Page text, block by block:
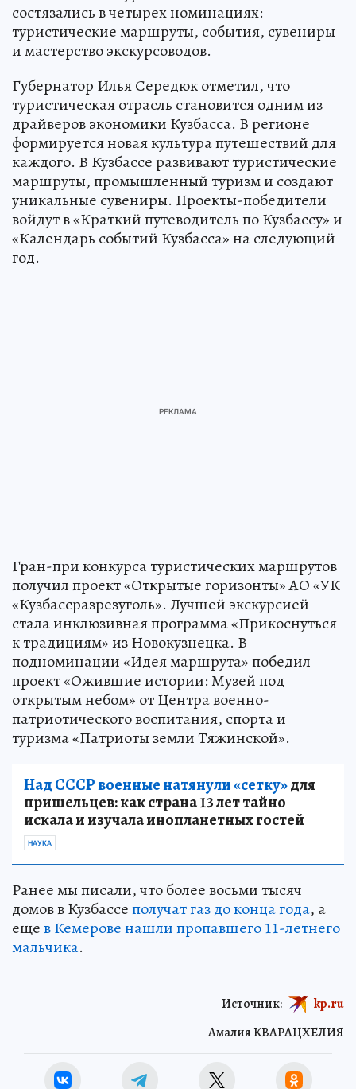
состязались в четырех номинациях:
туристические маршруты, события, сувениры
и мастерство экскурсоводов.
Губернатор Илья Середюк отметил, что
туристическая отрасль становится одним из
драйверов экономики Кузбасса. В регионе
формируется новая культура путешествий для
каждого. В Кузбассе развивают туристические
маршруты, промышленный туризм и создают
уникальные сувениры. Проекты-победители
войдут в «Краткий путеводитель по Кузбассу» и
«Календарь событий Кузбасса» на следующий
год.
Гран-при конкурса туристических маршрутов
получил проект «Открытые горизонты» АО «УК
«Кузбассразрезуголь». Лучшей экскурсией
стала инклюзивная программа «Прикоснуться
к традициям» из Новокузнецка. В
подноминации «Идея маршрута» победил
проект «Ожившие истории: Музей под
открытым небом» от Центра военно-
патриотического воспитания, спорта и
туризма «Патриоты земли Тяжинской».
Над СССР военные натянули «сетку»для
пришельцев: как страна 13 лет тайно
искала и изучала инопланетных гостей
НАУКА
Ранее мы писали, что более восьми тысяч
домов в Кузбассеполучат газ до конца года, а
ещев Кемерове нашли пропавшего 11-летнего
мальчика.
Амалия КВАРАЦХЕЛИЯ
Источник: kp.ru